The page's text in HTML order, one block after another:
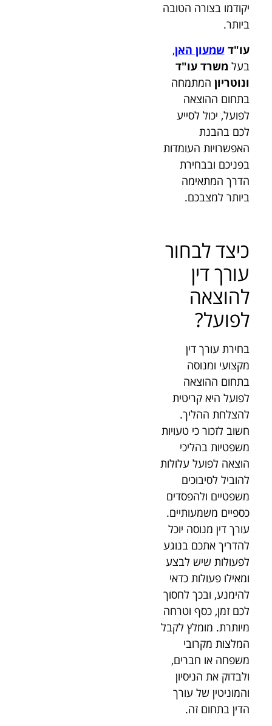
יקודמו בצורה הטובה
ביותר.
עו"דשמעון האן,
בעל משרד עו"ד
ונוטריון המתמחה
בתחום ההוצאה
לפועל, יכול לסייע
לכם בהבנת
האפשרויות העומדות
בפניכם ובבחירת
הדרך המתאימה
ביותר למצבכם.
כיצד לבחור
עורך דין
להוצאה
לפועל?
בחירת עורך דין
מקצועי ומנוסה
בתחום ההוצאה
לפועל היא קריטית
להצלחת ההליך.
חשוב לזכור כי טעויות
משפטיות בהליכי
הוצאה לפועל עלולות
להוביל לסיבוכים
משפטיים ולהפסדים
כספיים משמעותיים.
עורך דין מנוסה יוכל
להדריך אתכם בנוגע
לפעולות שיש לבצע
ומאילו פעולות כדאי
להימנע, ובכך לחסוך
לכם זמן, כסף וטרחה
מיותרת. מומלץ לקבל
המלצות מקרובי
משפחה או חברים,
ולבדוק את הניסיון
והמוניטין של עורך
הדין בתחום זה.